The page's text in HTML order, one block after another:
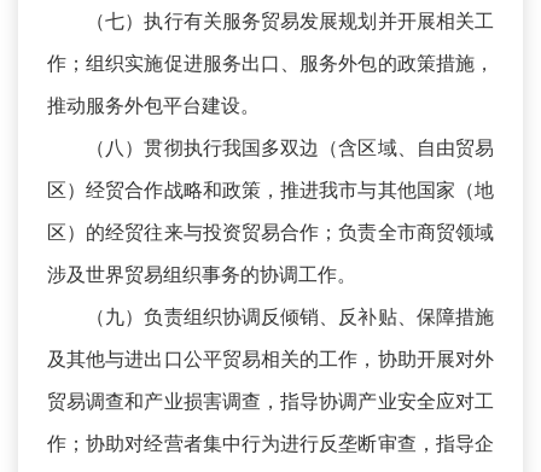
（七）执行有关服务贸易发展规划并开展相关工
作；组织实施促进服务出口、服务外包的政策措施，
推动服务外包平台建设。
（八）贯彻执行我国多双边（含区域、自由贸易
区）经贸合作战略和政策，推进我市与其他国家（地
区）的经贸往来与投资贸易合作；负责全市商贸领域
涉及世界贸易组织事务的协调工作。
（九）负责组织协调反倾销、反补贴、保障措施
及其他与进出口公平贸易相关的工作，协助开展对外
贸易调查和产业损害调查，指导协调产业安全应对工
作；协助对经营者集中行为进行反垄断审查，指导企